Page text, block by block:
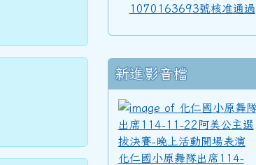
1070163693號核准通過
新進影音檔
化仁國小原舞隊出席114-